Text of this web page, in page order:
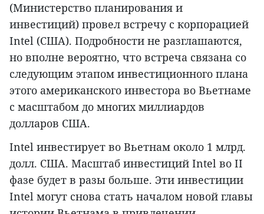
(Министерство планирования и
инвестиций) провел встречу с корпорацией
Intel (США). Подробности не разглашаются,
но вполне вероятно, что встреча связана со
следующим этапом инвестиционного плана
этого американского инвестора во Вьетнаме
с масштабом до многих миллиардов
долларов США.
Intel инвестирует во Вьетнам около 1 млрд.
долл. США. Масштаб инвестиций Intel во II
фазе будет в разы больше. Эти инвестиции
Intel могут снова стать началом новой главы